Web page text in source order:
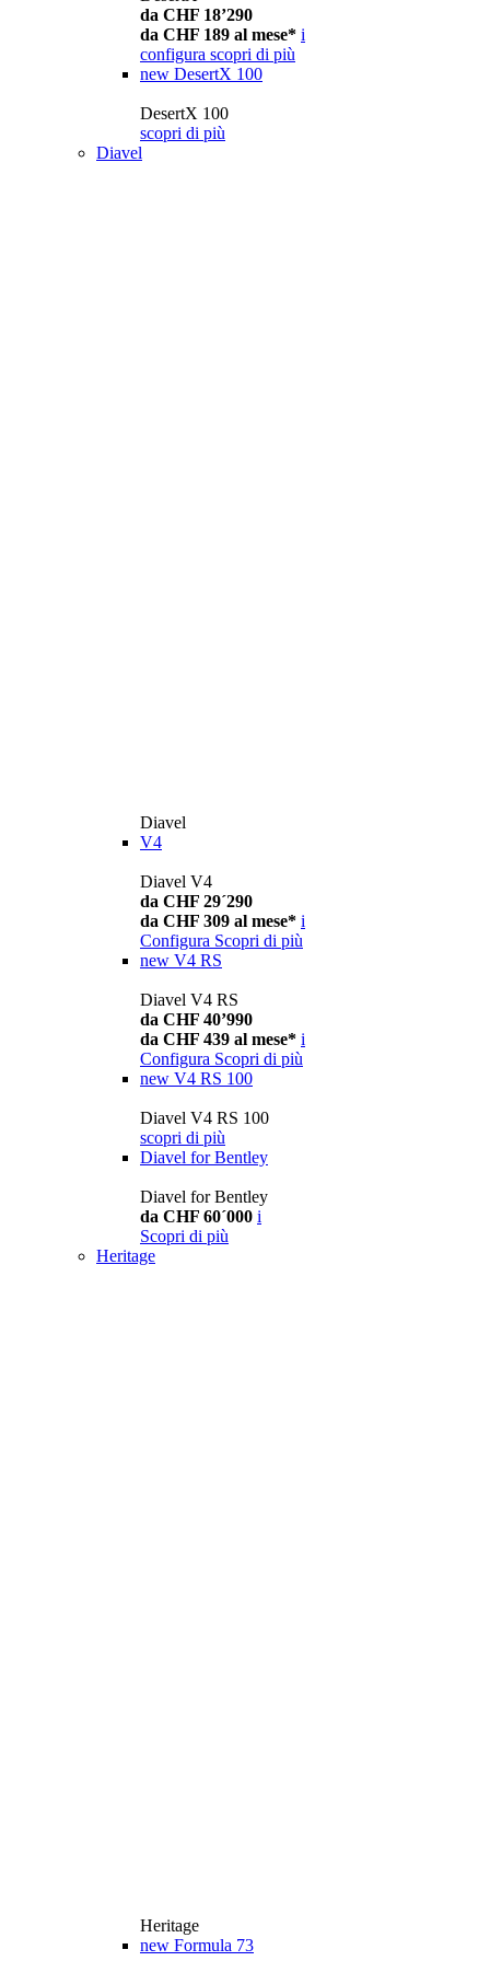
da CHF 18’290
da CHF 189 al mese* i
configura scopri di più
new DesertX 100
DesertX 100
scopri di più
Diavel
Diavel
V4
Diavel V4
da CHF 29´290
da CHF 309 al mese* i
Configura Scopri di più
new V4 RS
Diavel V4 RS
da CHF 40’990
da CHF 439 al mese* i
Configura Scopri di più
new V4 RS 100
Diavel V4 RS 100
scopri di più
Diavel for Bentley
Diavel for Bentley
da CHF 60´000 i
Scopri di più
Heritage
Heritage
new Formula 73